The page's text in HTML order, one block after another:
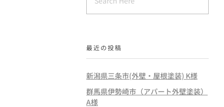
最近の投稿
新潟県三条市(外壁・屋根塗装) K様
群馬県伊勢崎市（アパート外壁塗装）
A様